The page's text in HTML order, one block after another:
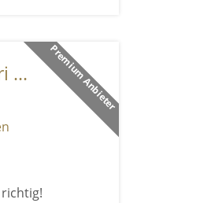
Premium Anbieter
...